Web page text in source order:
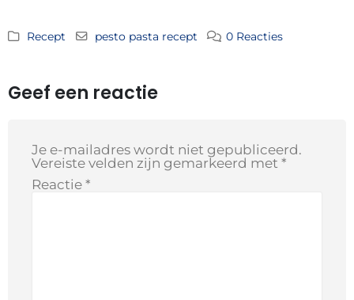
Recept pesto pasta recept 0 Reacties
Geef een reactie
Je e-mailadres wordt niet gepubliceerd.
Vereiste velden zijn gemarkeerd met *
Reactie *